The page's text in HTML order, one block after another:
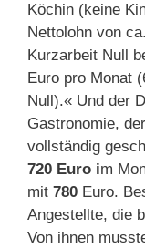
Köchin (keine
Nettolohn von ca.
Kurzarbeit Null
Euro pro Monat
Null).« Und der
Gastronomie,
vollständig
720 Euro im
mit 780 Euro.
Angestellte, die
Von ihnen